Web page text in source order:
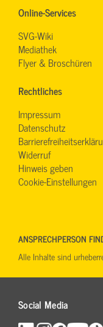
Online-Services
SVG-Wiki
Mediathek
Flyer & Broschüren
Rechtliches
Impressum
Datenschutz
Widerruf
Hinweis geben
Cookie-Einstellungen
Social Media
ANSPRECHPERSON
Alle Inhalte sind